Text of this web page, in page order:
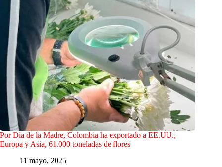
Por Día de la Madre, Colombia ha exportado a EE.UU.,
Europa y Asia, 61.000 toneladas de flores
11 mayo, 2025